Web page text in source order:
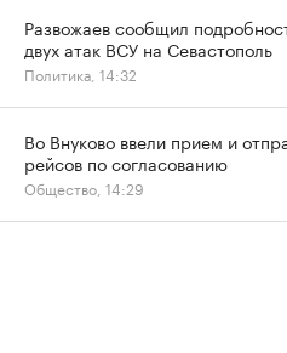
Развожаев сообщил
двух атак ВСУ на Севастополь
Политика, 14:32
Во Внуково ввели прием и
рейсов по согласованию
Общество, 14:29